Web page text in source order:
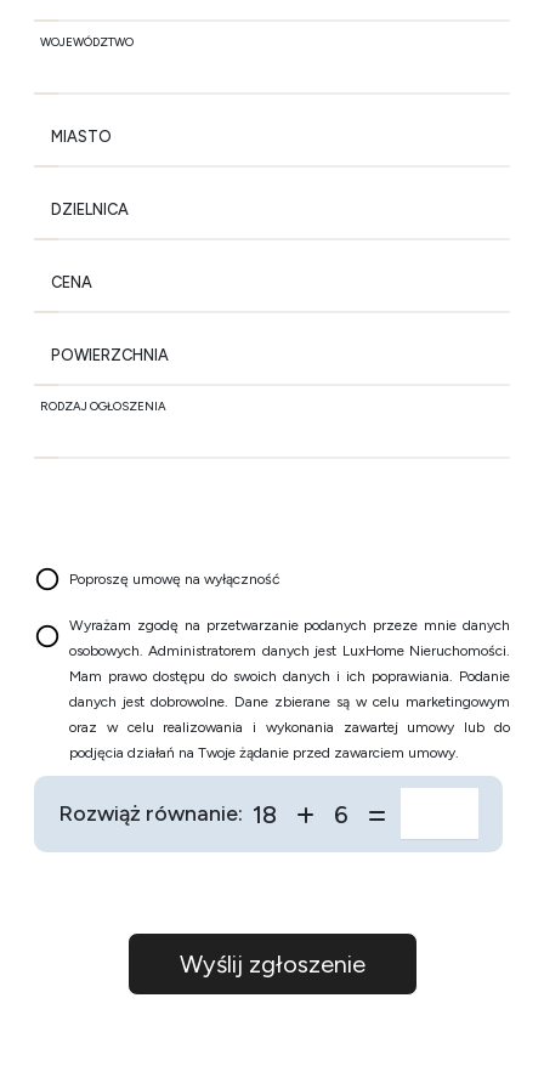
WOJEWÓDZTWO
MIASTO
DZIELNICA
CENA
POWIERZCHNIA
RODZAJ OGŁOSZENIA
Poproszę umowę na wyłączność
Wyrażam zgodę na przetwarzanie podanych przeze mnie danych
osobowych. Administratorem danych jest LuxHome Nieruchomości.
Mam prawo dostępu do swoich danych i ich poprawiania. Podanie
danych jest dobrowolne. Dane zbierane są w celu marketingowym
oraz w celu realizowania i wykonania zawartej umowy lub do
podjęcia działań na Twoje żądanie przed zawarciem umowy.
Rozwiąż równanie: 18 6